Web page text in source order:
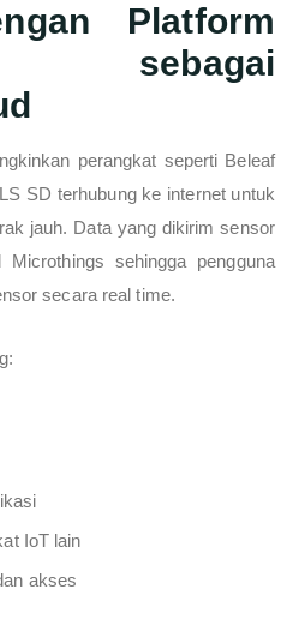
Platform
sebagai
perangkat seperti Beleaf
SD terhubung ke internet untuk
jauh. Data yang dikirim sensor
sehingga pengguna
secara real time.
IoT lain
akses